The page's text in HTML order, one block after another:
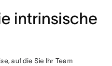
intrinsische
auf die Sie Ihr Team